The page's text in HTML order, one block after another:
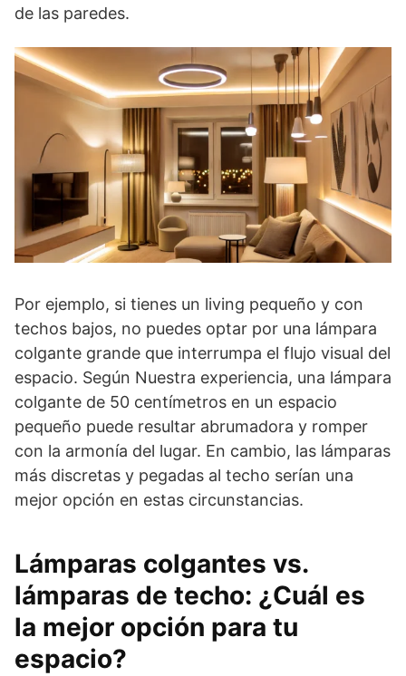
de las paredes.
Por ejemplo, si tienes un living pequeño y con
techos bajos, no puedes optar por una lámpara
colgante grande que interrumpa el flujo visual del
espacio. Según Nuestra experiencia, una lámpara
colgante de 50 centímetros en un espacio
pequeño puede resultar abrumadora y romper
con la armonía del lugar. En cambio, las lámparas
más discretas y pegadas al techo serían una
mejor opción en estas circunstancias.
Lámparas colgantes vs.
lámparas de techo: ¿Cuál es
la mejor opción para tu
espacio?